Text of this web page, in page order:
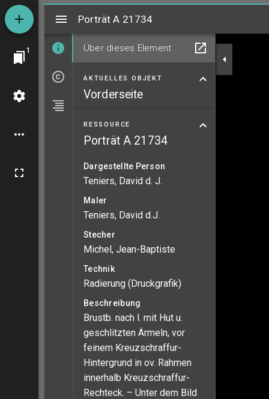
1
MiradorPorträt A 21734
Über dieses Element
AKTUELLES OBJEKT
Vorderseite
RESSOURCE
Porträt A 21734
Dargestellte Person
Teniers, David d. J.
Maler
Teniers, David d.J.
Stecher
Michel, Jean-Baptiste
Technik
Radierung (Druckgrafik)
Beschreibung
Brustb. nach l. mit Hut u.
geschlitzten Ärmeln, vor
feinem Kreuzschraffur-
Hintergrund in ov. Rahmen
innerhalb Kreuzschraffur-
Rechteck. – Unter dem Bild
Porträt A 21734